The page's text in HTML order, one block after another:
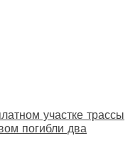
участке трассы
погибли два